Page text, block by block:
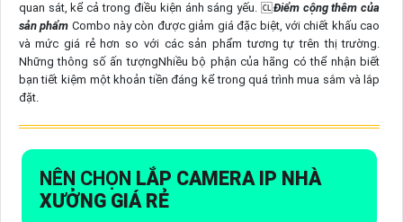
quan sát, kể cả trong điều kiện ánh sáng yếu. 🆑 Điểm cộng thêm của
sản phẩm Combo này còn được giảm giá đặc biệt, với chiết khấu cao
và mức giá rẻ hơn so với các sản phẩm tương tự trên thị trường.
Những thông số ấn tượngNhiều bộ phận của hãng có thể nhận biết
bạn tiết kiệm một khoản tiền đáng kể trong quá trình mua sắm và lắp
đặt.
NÊN CHỌN LẮP CAMERA IP NHÀ
XƯỞNG GIÁ RẺ